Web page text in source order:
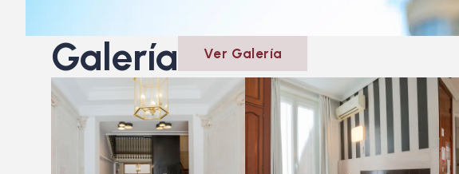
Galería Ver Galería